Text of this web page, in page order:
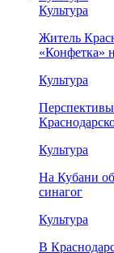
Культура
Житель
«Конфетка»
Культура
Перспективы
Культура
На Кубани
синагог
Культура
В